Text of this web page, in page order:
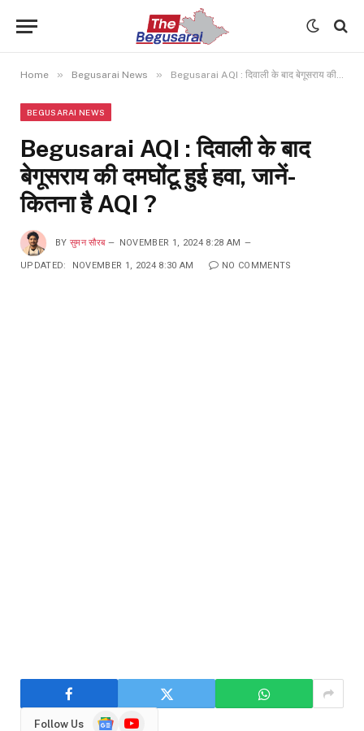
Home » Begusarai News » Begusarai AQI : दिवाली के बाद बेगूसराय की दमघोंटू हुई हवा, जानें- कितना है AQI ?
BEGUSARAI NEWS
Begusarai AQI : दिवाली के बाद
बेगूसराय की दमघोंटू हुई हवा, जानें-
कितना है AQI ?
BY सुमन सौरब NOVEMBER 1, 2024 8:28 AM
UPDATED: NOVEMBER 1, 2024 8:30 AM NO COMMENTS
Follow Us
GoogleYouTube